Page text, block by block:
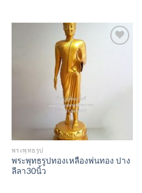
พระพุทธรูป
พระพุทธรูปทองเหลืองพ่นทอง ปาง
ลีลา30นิ้ว